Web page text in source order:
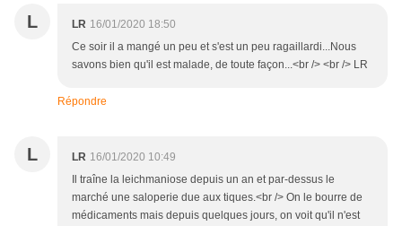
L LR 16/01/2020 18:50
Ce soir il a mangé un peu et s'est un peu ragaillardi...Nous
savons bien qu'il est malade, de toute façon...<br /> <br /> LR
Répondre
L LR 16/01/2020 10:49
Il traîne la leichmaniose depuis un an et par-dessus le
marché une saloperie due aux tiques.<br /> On le bourre de
médicaments mais depuis quelques jours, on voit qu'il n'est